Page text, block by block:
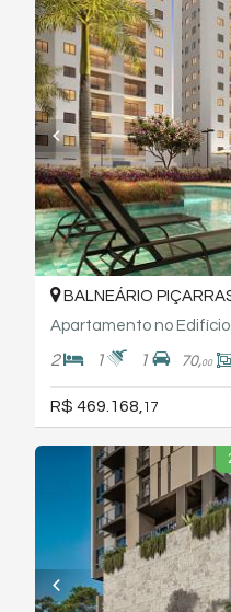
BALNEÁRIO
Apartamento no
2 1 1 70,00
R$ 469.168, 17